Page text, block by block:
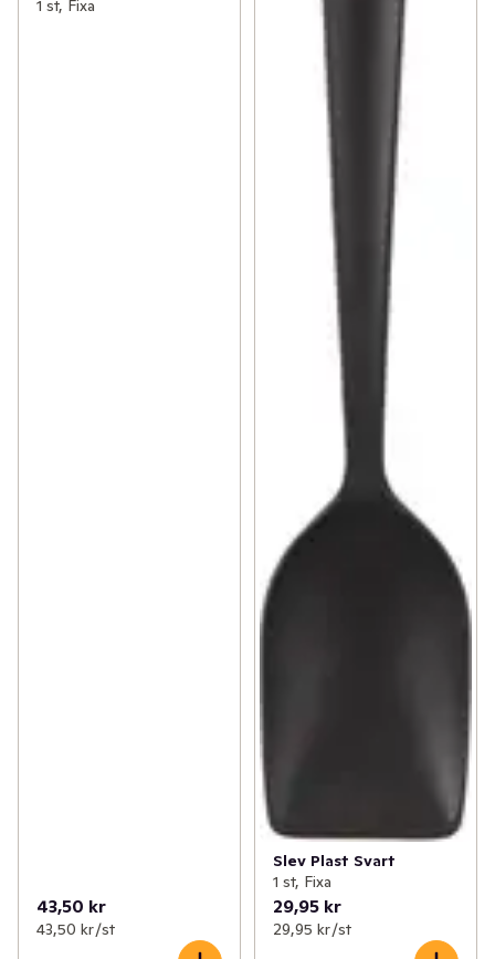
1 st, Fixa
43,50 kr
43,50 kr /st
Slev Plast Svart
1 st, Fixa
29,95 kr
29,95 kr /st